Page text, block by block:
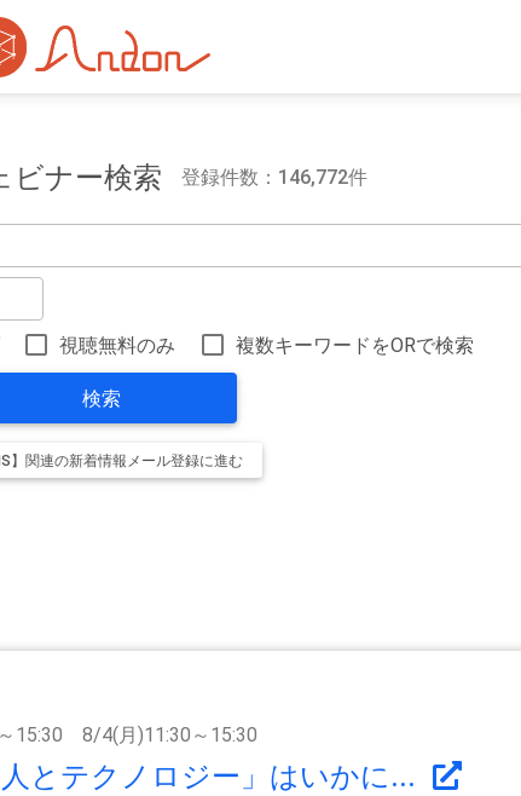
ビナー検索 登録件数：146,772件
視聴無料のみ 複数キーワードをORで検索
検索
】関連の新着情報メール登録に進む
15:30 8/4(月)11:30～15:30
とテクノロジー」はいかに...